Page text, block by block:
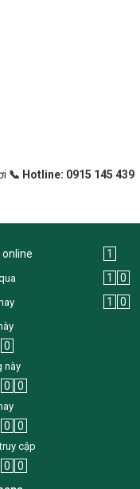
📞 Hotline: 0915 145 439
1
1 0
1 0
0
này
0 0
0 0
cập
0
0